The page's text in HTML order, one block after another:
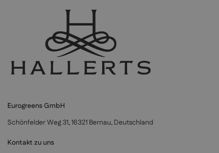
Eurogreens GmbH
Schönfelder Weg 31, 16321 Bernau, Deutschland
Kontakt zu uns